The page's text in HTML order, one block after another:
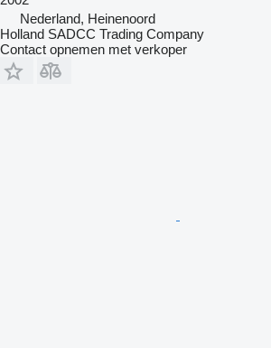
Nederland, Heinenoord
Holland SADCC Trading Company
Contact opnemen met verkoper